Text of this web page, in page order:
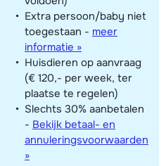
Extra persoon/baby niet
toegestaan - meer
informatie »
Huisdieren op aanvraag
(€ 120,- per week, ter
plaatse te regelen)
Slechts 30% aanbetalen
- Bekijk betaal- en
annuleringsvoorwaarden
»